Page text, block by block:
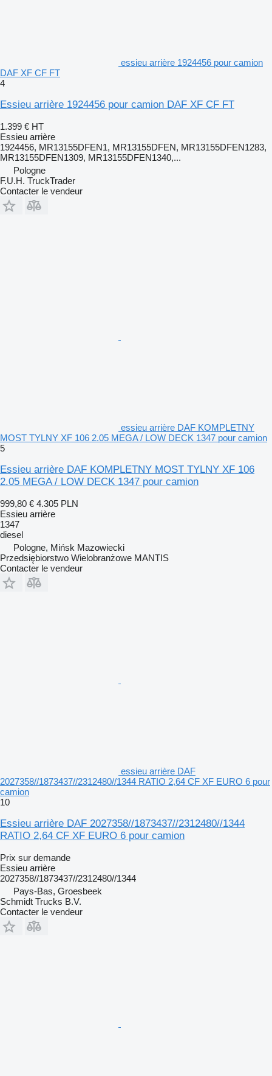
essieu arrière 1924456 pour camion
DAF XF CF FT
4
Essieu arrière 1924456 pour camion DAF XF CF FT
1.399 € HT
Essieu arrière
1924456, MR13155DFEN1, MR13155DFEN, MR13155DFEN1283,
MR13155DFEN1309, MR13155DFEN1340,...
Pologne
F.U.H. TruckTrader
Contacter le vendeur
essieu arrière DAF KOMPLETNY
MOST TYLNY XF 106 2.05 MEGA / LOW DECK 1347 pour camion
5
Essieu arrière DAF KOMPLETNY MOST TYLNY XF 106
2.05 MEGA / LOW DECK 1347 pour camion
999,80 € 4.305 PLN
Essieu arrière
1347
diesel
Pologne, Mińsk Mazowiecki
Przedsiębiorstwo Wielobranżowe MANTIS
Contacter le vendeur
essieu arrière DAF
2027358//1873437//2312480//1344 RATIO 2,64 CF XF EURO 6 pour
camion
10
Essieu arrière DAF 2027358//1873437//2312480//1344
RATIO 2,64 CF XF EURO 6 pour camion
Prix sur demande
Essieu arrière
2027358//1873437//2312480//1344
Pays-Bas, Groesbeek
Schmidt Trucks B.V.
Contacter le vendeur